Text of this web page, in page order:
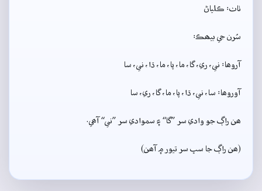
ٺاٺ: ڪلياڻ
سُرن جي بيھڪ:
آروھا: ني، ري، گا، ما، پا، ما، ڌا، ني، سا
آوروھا: سا، ني، ڌا، پا، ما، گا، ري، سا
ھن راڳ جو وادي سر ”گا“ ۽ سموادي سر ”ني“ آھي.
(ھن راڳ جا سڀ سر تيور ۾ آھن)